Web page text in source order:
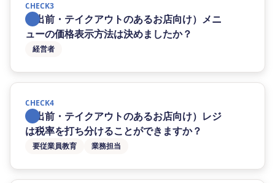
CHECK3
（出前・テイクアウトのあるお店向け）メニ
ューの価格表示方法は決めましたか？
経営者
CHECK4
（出前・テイクアウトのあるお店向け）レジ
は税率を打ち分けることができますか？
要従業員教育 業務担当